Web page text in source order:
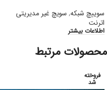
سوییچ شبکه, سویچ غیر مدیریتی
اترنت
اطلاعات بیشتر
محصولات مرتبط
فروخته
شد